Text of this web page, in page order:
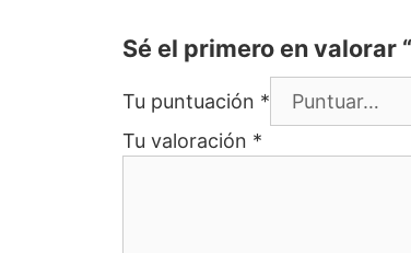
Sé el primero en valorar
Tu puntuación *
Tu valoración *